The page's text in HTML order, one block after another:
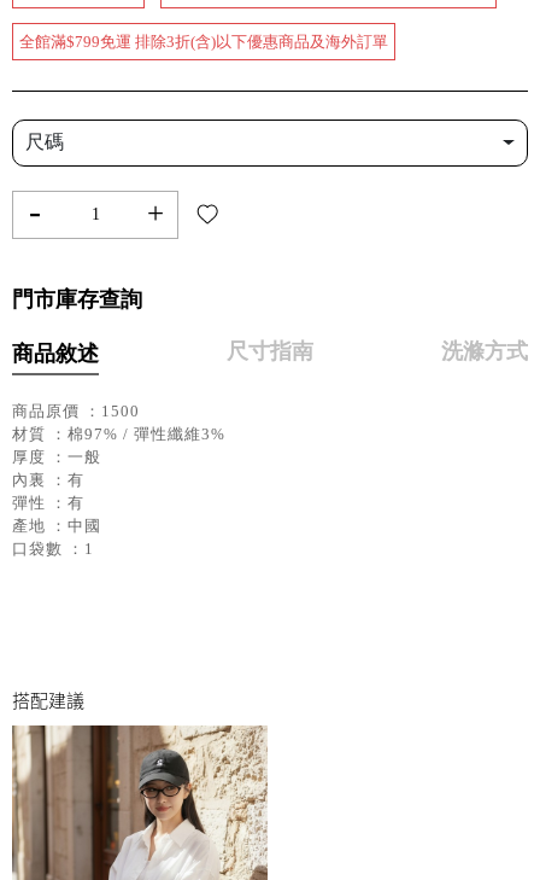
全館滿$799免運 排除3折(含)以下優惠商品及海外訂單
尺碼
- +
門市庫存查詢
商品敘述 尺寸指南 洗滌方式
商品原價 ：1500
材質 ：棉97% / 彈性纖維3%
厚度 ：一般
內裏 ：有
彈性 ：有
產地 ：中國
口袋數 ：1
搭配建議